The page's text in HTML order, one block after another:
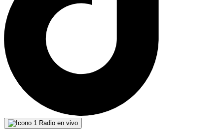
Radio en vivo